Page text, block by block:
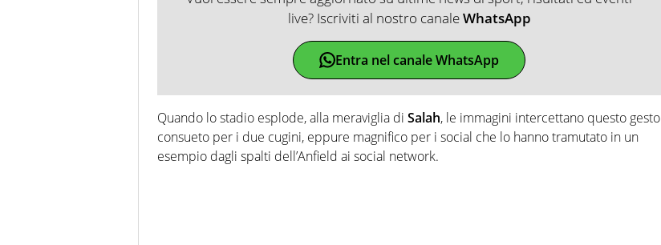
live? Iscriviti al nostro canaleWhatsApp
Entra nel canale WhatsApp
Quando lo stadio esplode, alla meraviglia di Salah, le immagini intercettano questo gesto
consueto per i due cugini, eppure magnifico per i social che lo hanno tramutato in un
esempio dagli spalti dell’Anfield ai social network.